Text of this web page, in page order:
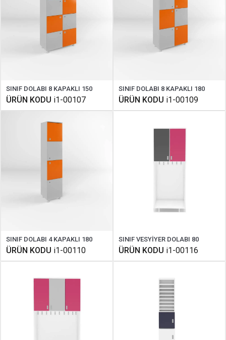
SINIF DOLABI 8 KAPAKLI 150
ÜRÜN KODU i1-00107
SINIF DOLABI 8 KAPAKLI 180
ÜRÜN KODU i1-00109
SINIF DOLABI 4 KAPAKLI 180
ÜRÜN KODU i1-00110
SINIF VESYİYER DOLABI 80
ÜRÜN KODU i1-00116